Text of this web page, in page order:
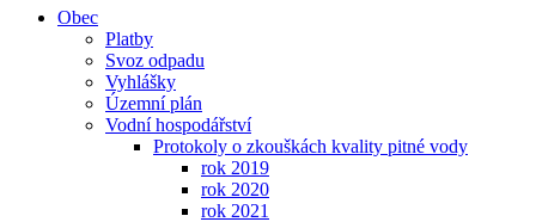
Obec
Platby
Svoz odpadu
Vyhlášky
Územní plán
Vodní hospodářství
Protokoly o zkouškách kvality pitné vody
rok 2019
rok 2020
rok 2021